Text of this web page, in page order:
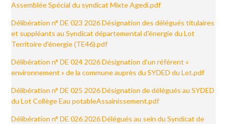
Assemblée Spécial du syndicat Mixte Agedi.pdf
Délibération n° DE 023 2026 Désignation des délégués titulaires
et suppléants au Syndicat départemental d'énergie du Lot
Territoire d'énergie (TE46).pdf
Délibération n° DE 024 2026 Désignation d'un référent «
environnement » de la commune auprès du SYDED du Lot.pdf
Délibération n° DE 025 2026 Désignation de délégués au SYDED
du Lot Collège Eau potableAssainissement.pdf
Délibération n° DE 026 2026 Délégués au sein du Syndicat de